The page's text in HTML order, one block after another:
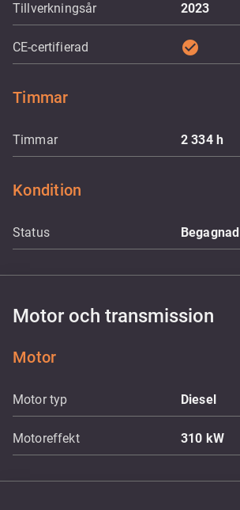
Tillverkningsår 2023
CE-certifierad check_circle
Timmar
Timmar 2 334 h
Kondition
Status Begagnad
Motor och transmission
Motor
Motor typ Diesel
Motoreffekt 310 kW